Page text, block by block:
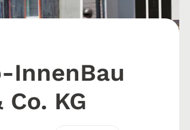
InnenBau
Co. KG